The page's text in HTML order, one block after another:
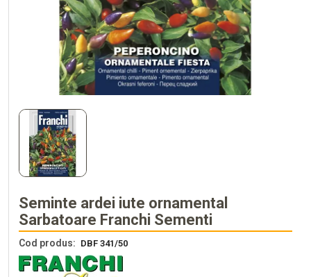
Seminte ardei iute ornamental
Sarbatoare Franchi Sementi
Cod produs: DBF 341/50